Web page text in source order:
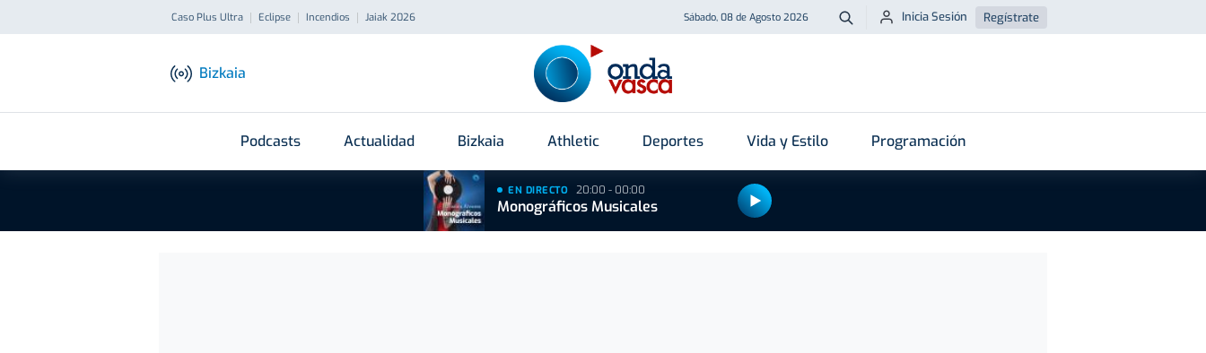
Caso Plus Ultra Eclipse Incendios Jaiak 2026 Sábado, 08 de Agosto 2026 Buscar
Inicia Sesión Regístrate
Bizkaia
Podcasts Actualidad Bizkaia Athletic Deportes Vida y Estilo Programación
EN DIRECTO 20:00 - 00:00
Monográficos Musicales